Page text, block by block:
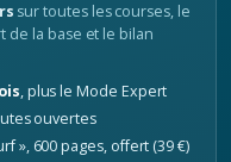
sur toutes les courses, le
de la base et le bilan
, plus le Mode Expert
ouvertes
», 600 pages, offert (39 €)